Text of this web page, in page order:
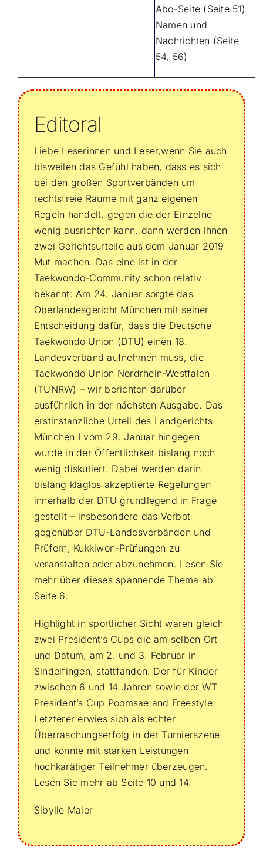
Abo-Seite (Seite 51)
Namen und
Nachrichten (Seite
54, 56)
Editoral
Liebe Leserinnen und Leser,wenn Sie auch
bisweilen das Gefühl haben, dass es sich
bei den großen Sportverbänden um
rechtsfreie Räume mit ganz eigenen
Regeln handelt, gegen die der Einzelne
wenig ausrichten kann, dann werden Ihnen
zwei Gerichtsurteile aus dem Januar 2019
Mut machen. Das eine ist in der
Taekwondo-Community schon relativ
bekannt: Am 24. Januar sorgte das
Oberlandesgericht München mit seiner
Entscheidung dafür, dass die Deutsche
Taekwondo Union (DTU) einen 18.
Landesverband aufnehmen muss, die
Taekwondo Union Nordrhein-Westfalen
(TUNRW) – wir berichten darüber
ausführlich in der nächsten Ausgabe. Das
erstinstanzliche Urteil des Landgerichts
München I vom 29. Januar hingegen
wurde in der Öffentlichkeit bislang noch
wenig diskutiert. Dabei werden darin
bislang klaglos akzeptierte Regelungen
innerhalb der DTU grundlegend in Frage
gestellt – insbesondere das Verbot
gegenüber DTU-Landesverbänden und
Prüfern, Kukkiwon-Prüfungen zu
veranstalten oder abzunehmen. Lesen Sie
mehr über dieses spannende Thema ab
Seite 6.
Highlight in sportlicher Sicht waren gleich
zwei President’s Cups die am selben Ort
und Datum, am 2. und 3. Februar in
Sindelfingen, stattfanden: Der für Kinder
zwischen 6 und 14 Jahren sowie der WT
President’s Cup Poomsae and Freestyle.
Letzterer erwies sich als echter
Überraschungserfolg in der Turnierszene
und konnte mit starken Leistungen
hochkarätiger Teilnehmer überzeugen.
Lesen Sie mehr ab Seite 10 und 14.
Sibylle Maier